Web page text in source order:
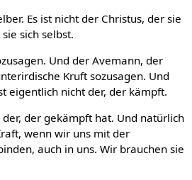
Es ist nicht der Christus, der sie
sich selbst.
Und der Avemann, der
Kruft sozusagen. Und
eigentlich nicht der, der kämpft.
der gekämpft hat. Und natürlich
wenn wir uns mit der
auch in uns. Wir brauchen sie